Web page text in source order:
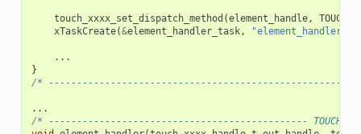
touch_xxxx_set_dispatch_method (element_handle,
xTaskCreate(&element_handler_task,
...
}
/*
...
/* ----------------------------------------------